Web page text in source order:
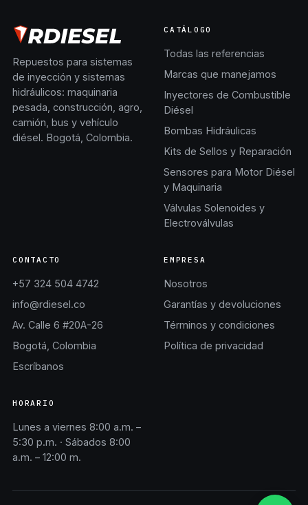
Repuestos para sistemas
de inyección y sistemas
hidráulicos: maquinaria
pesada, construcción, agro,
camión, bus y vehículo
diésel. Bogotá, Colombia.
CATÁLOGO
Todas las referencias
Marcas que manejamos
Inyectores de Combustible
Diésel
Bombas Hidráulicas
Kits de Sellos y Reparación
Sensores para Motor Diésel
y Maquinaria
Válvulas Solenoides y
Electroválvulas
CONTACTO
+57 324 504 4742
info@rdiesel.co
Av. Calle 6 #20A-26
Bogotá, Colombia
Escríbanos
EMPRESA
Nosotros
Garantías y devoluciones
Términos y condiciones
Política de privacidad
HORARIO
Lunes a viernes 8:00 a.m. –
5:30 p.m. · Sábados 8:00
a.m. – 12:00 m.